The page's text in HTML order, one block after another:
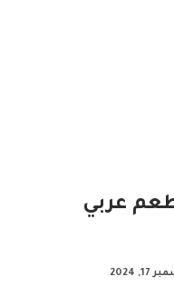
عربي
17, 2024